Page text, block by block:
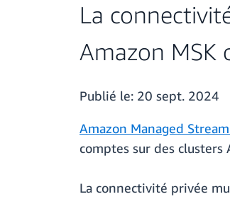
La
Amazon
Publié le: 20 sept. 2024
Amazon Managed
comptes sur des clusters
La connectivité privée